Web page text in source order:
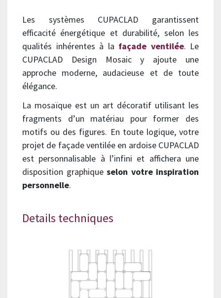
Les systèmes CUPACLAD garantissent
efficacité énergétique et durabilité, selon les
qualités inhérentes à la façade ventilée. Le
CUPACLAD Design Mosaic y ajoute une
approche moderne, audacieuse et de toute
élégance.
La mosaïque est un art décoratif utilisant les
fragments d’un matériau pour former des
motifs ou des figures. En toute logique, votre
projet de façade ventilée en ardoise CUPACLAD
est personnalisable à l’infini et affichera une
disposition graphique selon votre inspiration
personnelle.
Details techniques